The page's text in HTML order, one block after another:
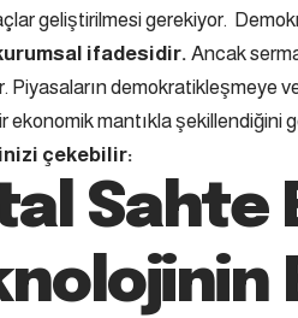
geliştirilmesi gerekiyor.
kurumsal ifadesidir. Ancak
Piyasaların demokratikleşmeye
ekonomik mantıkla şekillendiğini
çekebilir:
Sahte